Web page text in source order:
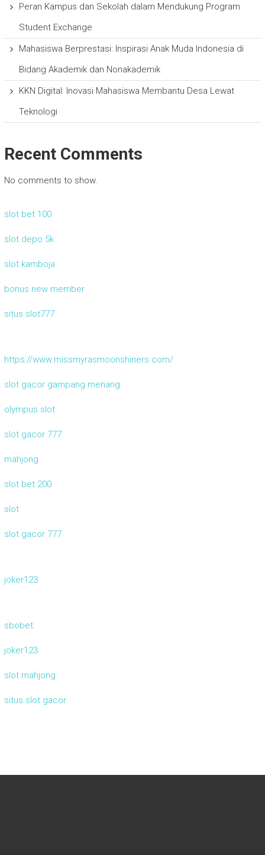
Peran Kampus dan Sekolah dalam Mendukung Program
Student Exchange
Mahasiswa Berprestasi: Inspirasi Anak Muda Indonesia di
Bidang Akademik dan Nonakademik
KKN Digital: Inovasi Mahasiswa Membantu Desa Lewat
Teknologi
Recent Comments
No comments to show.
slot bet 100
slot depo 5k
slot kamboja
bonus new member
situs slot777
https://www.missmyrasmoonshiners.com/
slot gacor gampang menang
olympus slot
slot gacor 777
mahjong
slot bet 200
slot
slot gacor 777
joker123
sbobet
joker123
slot mahjong
situs slot gacor